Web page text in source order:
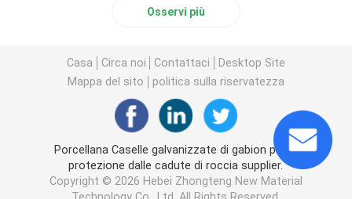
Osservi più
Casa Circa noi Contattaci
Desktop Site
Mappa del sito
politica sulla riservatezza
Porcellana Caselle galvanizzate di gabion per la
protezione dalle cadute di roccia supplier.
Copyright © 2026 Hebei Zhongteng New Material